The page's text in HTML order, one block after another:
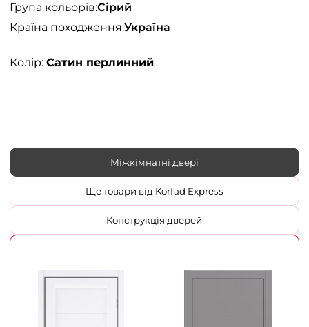
Група кольорів:Сірий
Країна походження:Україна
Колір: Сатин перлинний
Міжкімнатні двері
Ще товари від Korfad Express
Конструкція дверей